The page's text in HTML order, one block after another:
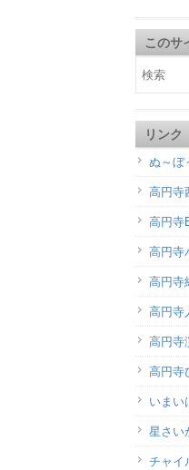
このサ
リンク
ぬ～ぼ
高円寺
高円寺
高円寺
高円寺
高円寺
高円寺
高円寺
いまい
星さい
チャイ